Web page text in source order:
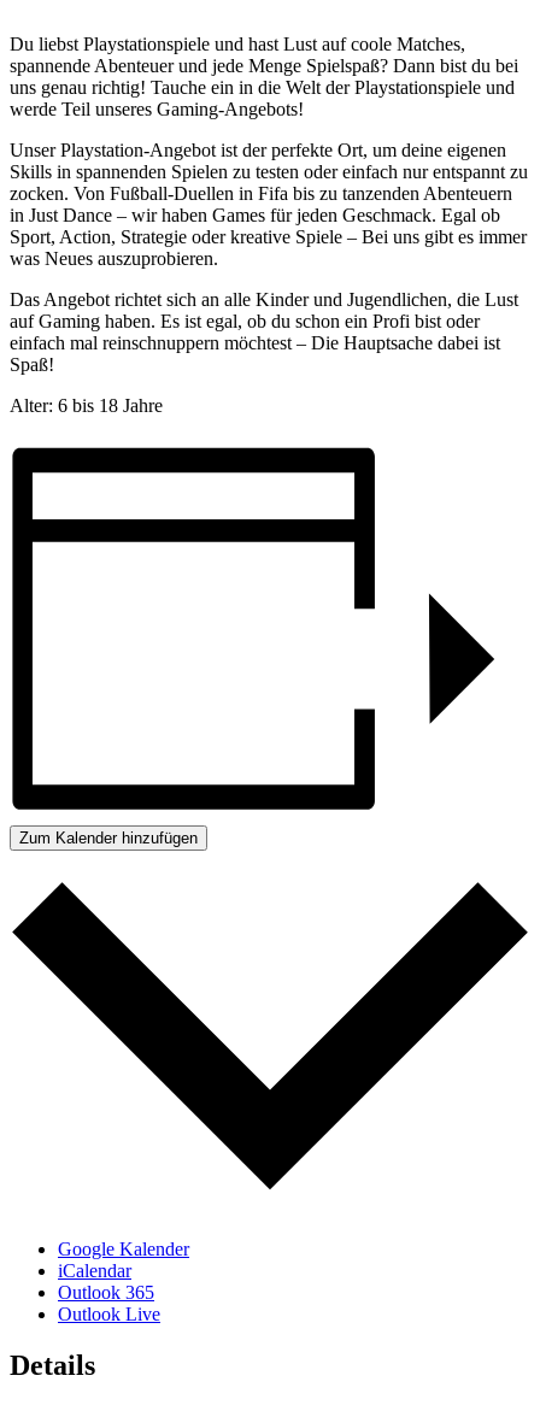
Du liebst Playstationspiele und hast Lust auf coole Matches,
spannende Abenteuer und jede Menge Spielspaß? Dann bist du bei
uns genau richtig! Tauche ein in die Welt der Playstationspiele und
werde Teil unseres Gaming-Angebots!
Unser Playstation-Angebot ist der perfekte Ort, um deine eigenen
Skills in spannenden Spielen zu testen oder einfach nur entspannt zu
zocken. Von Fußball-Duellen in Fifa bis zu tanzenden Abenteuern
in Just Dance – wir haben Games für jeden Geschmack. Egal ob
Sport, Action, Strategie oder kreative Spiele – Bei uns gibt es immer
was Neues auszuprobieren.
Das Angebot richtet sich an alle Kinder und Jugendlichen, die Lust
auf Gaming haben. Es ist egal, ob du schon ein Profi bist oder
einfach mal reinschnuppern möchtest – Die Hauptsache dabei ist
Spaß!
Alter: 6 bis 18 Jahre
Zum Kalender hinzufügen
Google Kalender
iCalendar
Outlook 365
Outlook Live
Details